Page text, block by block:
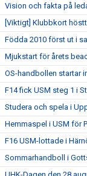
Vision och fakta på
[Viktigt] Klubbkort
Födda 2010 först ut i
Mjukstart för årets
OS-handbollen startar
F14 fick USM steg 1 i
Studera och spela i
Hemmaspel i USM för
F16 USM-lottade i
Sommarhandboll i
UHK-Dagen den 28